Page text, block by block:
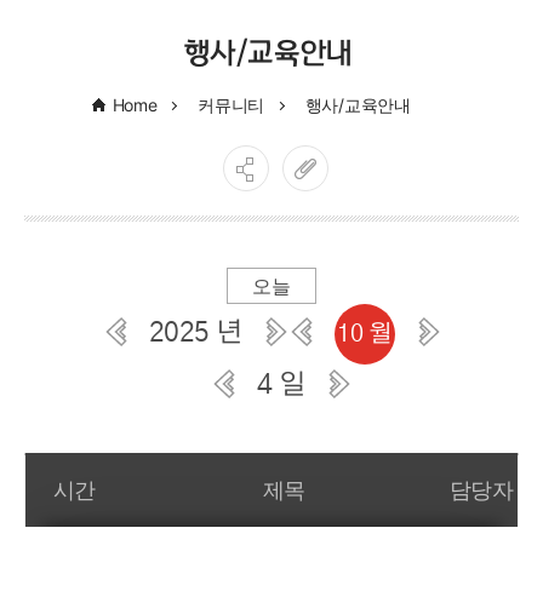
행사/교육안내
Home 커뮤니티 행사/교육안내
오늘
2025 년 10 월
4 일
일간 부서일정관리
시간 제목 담당자